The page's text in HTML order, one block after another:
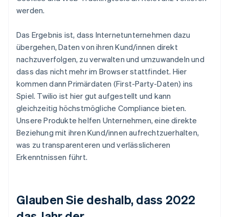
werden.
Das Ergebnis ist, dass Internetunternehmen dazu
übergehen, Daten von ihren Kund/innen direkt
nachzuverfolgen, zu verwalten und umzuwandeln und
dass das nicht mehr im Browser stattfindet. Hier
kommen dann Primärdaten (First-Party-Daten) ins
Spiel. Twilio ist hier gut aufgestellt und kann
gleichzeitig höchstmögliche Compliance bieten.
Unsere Produkte helfen Unternehmen, eine direkte
Beziehung mit ihren Kund/innen aufrechtzuerhalten,
was zu transparenteren und verlässlicheren
Erkenntnissen führt.
Glauben Sie deshalb, dass 2022